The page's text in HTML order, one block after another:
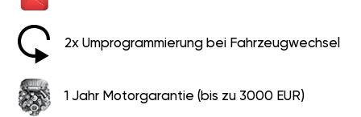
2x Umprogrammierung bei Fahrzeugwechsel
1 Jahr Motorgarantie (bis zu 3000 EUR)